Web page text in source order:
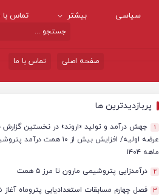
سیاسی بیشتر تماس با
تماس با ما
صفحه اصلی
پربازدیدترین ها
1
جهش درآمد و تولید «اروند» در نخستین
ماهه ۱۴۰۴
2 درآمدزایی پتروشیمی مارون تا مرز ۵ همت
3 فصل چهارم مسابقات استعدادیابی پتروماه